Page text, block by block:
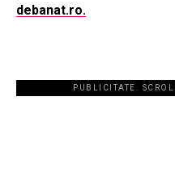
debanat.ro.
PUBLICITATE.